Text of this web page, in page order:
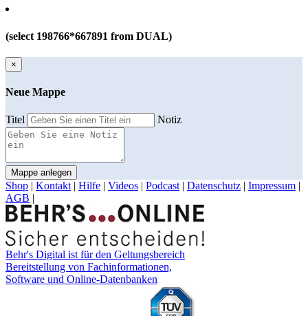
(select 198766*667891 from DUAL)
×
Neue Mappe
Titel Notiz
Mappe anlegen
Shop | Kontakt | Hilfe | Videos | Podcast | Datenschutz | Impressum |
AGB |
Behr's Digital ist für den Geltungsbereich
Bereitstellung von Fachinformationen,
Software und Online-Datenbanken